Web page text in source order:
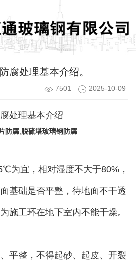
腐处理基本介绍。
7501 2025-10-09
处理基本介绍
防腐 脱硫塔玻璃钢防腐
为宜，相对湿度不大于80%，
基础是否平整，待地面不干透
施工环在地下室内不能干燥。
平整，不得起砂、起皮、开裂